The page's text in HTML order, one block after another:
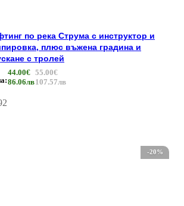
по река Струма с инструктор и
плюс въжена градина и
с тролей
44.00€
86.06лв
55.00€
107.57лв
-20%